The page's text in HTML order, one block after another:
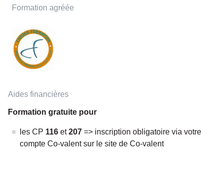
Formation agréée
Aides financières
Formation gratuite pour
les CP 116 et207 => inscription obligatoire via votre
compte Co-valent sur le site de Co-valent